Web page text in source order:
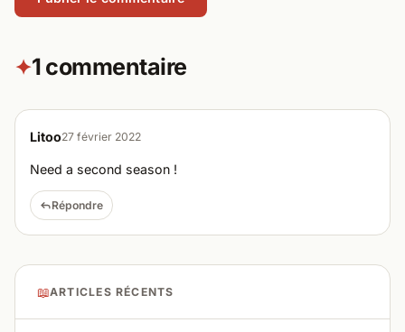
✦1 commentaire
Litoo27 février 2022
Need a second season !
Répondre
📖ARTICLES RÉCENTS